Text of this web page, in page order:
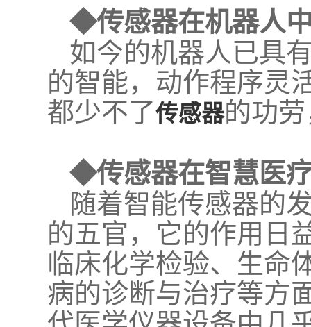
◆传感器在机器人
如今的机器人已具
的智能，动作程序灵
都少不了传感器的功
◆传感器在智慧医
随着智能传感器的
的五官，它的作用日
临床化学检验、生命
病的诊断与治疗等方